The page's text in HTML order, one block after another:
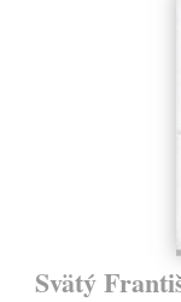
Svätý